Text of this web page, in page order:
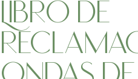
libro de